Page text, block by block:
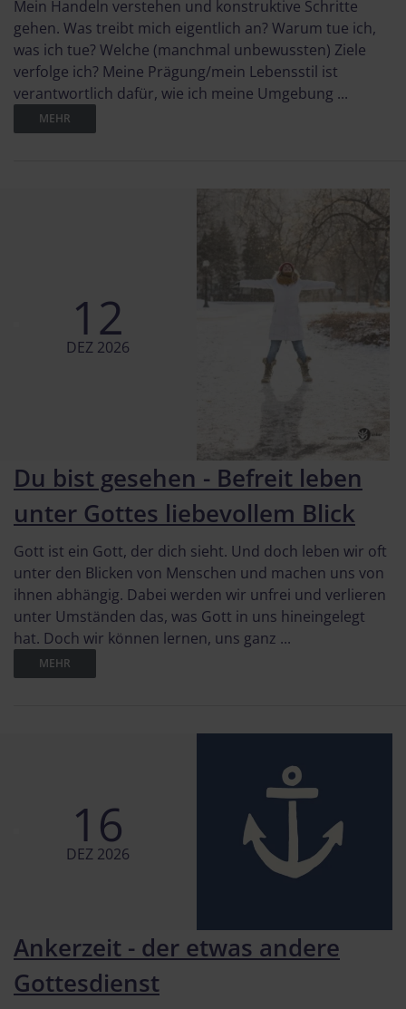
Mein Handeln verstehen und konstruktive Schritte
gehen. Was treibt mich eigentlich an? Warum tue ich,
was ich tue? Welche (manchmal unbewussten) Ziele
verfolge ich? Meine Prägung/mein Lebensstil ist
verantwortlich dafür, wie ich meine Umgebung ...
MEHR
12
DEZ 2026
Du bist gesehen - Befreit leben
unter Gottes liebevollem Blick
Gott ist ein Gott, der dich sieht. Und doch leben wir oft
unter den Blicken von Menschen und machen uns von
ihnen abhängig. Dabei werden wir unfrei und verlieren
unter Umständen das, was Gott in uns hineingelegt
hat. Doch wir können lernen, uns ganz ...
MEHR
16
DEZ 2026
Ankerzeit - der etwas andere
Gottesdienst